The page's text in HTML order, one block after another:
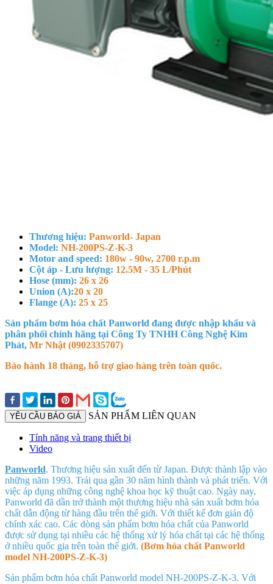
Thương hiệu: Panworld- Japan
Model: NH-200PS-Z-K-3
Motor and speed: 180w - 90w, 2700 r.p.m
Cột áp - Lưu lượng: 12.5M - 35 L/Phút
Hose (mm): 26 x 26
Union (A):20 x 20
Flange (A): 25 x 25
Sản phẩm bơm hóa chất Panworld đang được nhập khẩu và
phân phối chính hãng tại Công Ty TNHH Công Nghệ Kim
Phát, Mr Nhật (0902335707)
Bảo hành 18 tháng, hỗ trợ giao hàng trên toàn quốc.
YÊU CẦU BÁO GIÁ SẢN PHẨM LIÊN QUAN
Tính năng và trang thiết bị
Video
Panworld. Thương hiệu sản xuất đến từ Japan. Được thành lập vào
những năm 1993. Trải qua gần 30 năm hình thành và phát triển. Với
việc áp dụng những công nghệ khoa học kỹ thuật cao. Ngày nay,
Panworld đã dần trở thành một thương hiệu nhà sản xuất bơm hóa
chất dẫn động từ hàng đầu trên thế giới. Với thiết kế đơn giản độ
chính xác cao. Các dòng sản phẩm bơm hóa chất của Panworld
được sử dụng tại nhiều các hệ thống xử lý hóa chất tại các hệ thống
ở nhiều quốc gia trên toàn thế giới. (Bơm hóa chất Panworld
model NH-200PS-Z-K-3)
Sản phẩm bơm hóa chất Panworld model NH-200PS-Z-K-3. Với